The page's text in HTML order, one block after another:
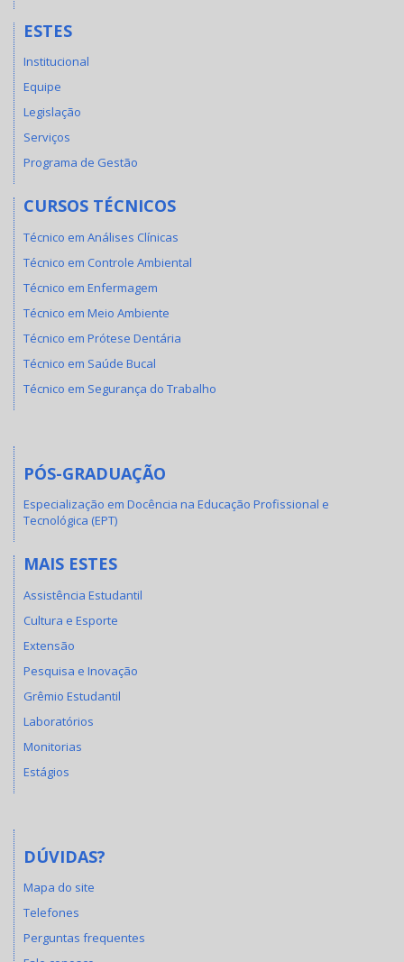
ESTES
Institucional
Equipe
Legislação
Serviços
Programa de Gestão
CURSOS TÉCNICOS
Técnico em Análises Clínicas
Técnico em Controle Ambiental
Técnico em Enfermagem
Técnico em Meio Ambiente
Técnico em Prótese Dentária
Técnico em Saúde Bucal
Técnico em Segurança do Trabalho
PÓS-GRADUAÇÃO
Especialização em Docência na Educação Profissional e
Tecnológica (EPT)
MAIS ESTES
Assistência Estudantil
Cultura e Esporte
Extensão
Pesquisa e Inovação
Grêmio Estudantil
Laboratórios
Monitorias
Estágios
DÚVIDAS?
Mapa do site
Telefones
Perguntas frequentes